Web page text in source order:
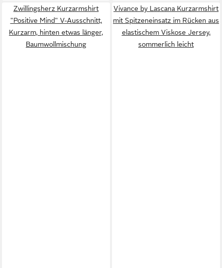
Zwillingsherz Kurzarmshirt
"Positive Mind" V-Ausschnitt,
Kurzarm, hinten etwas länger,
Baumwollmischung
Vivance by Lascana Kurzarmshirt
mit Spitzeneinsatz im Rücken aus
elastischem Viskose Jersey,
sommerlich leicht